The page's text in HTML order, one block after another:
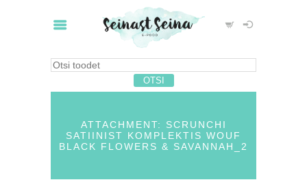
ATTACHMENT: SCRUNCHI
SATIINIST KOMPLEKTIS WOUF
BLACK FLOWERS & SAVANNAH_2